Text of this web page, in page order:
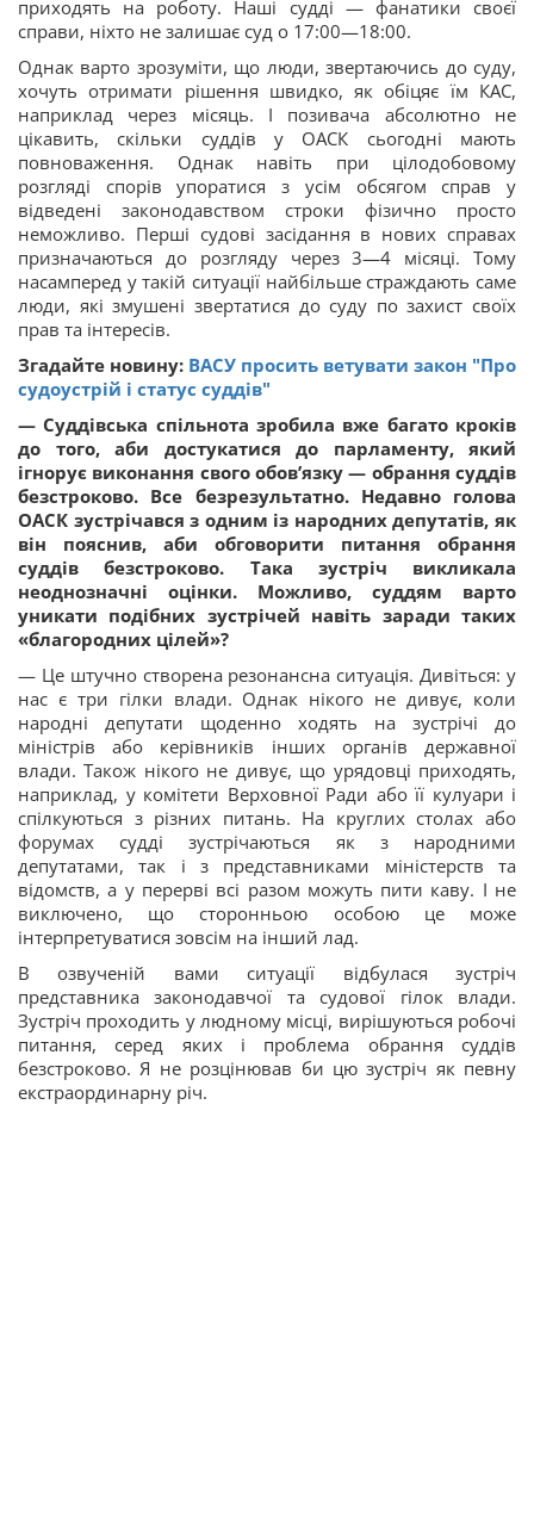
приходять на роботу. Наші судді — фанатики своєї
справи, ніхто не залишає суд о 17:00—18:00.
Однак варто зрозуміти, що люди, звертаючись до суду,
хочуть отримати рішення швидко, як обіцяє їм КАС,
наприклад через місяць. І позивача абсолютно не
цікавить, скільки суддів у ОАСК сьогодні мають
повноваження. Однак навіть при цілодобовому
розгляді спорів упоратися з усім обсягом справ у
відведені законодавством строки фізично просто
неможливо. Перші судові засідання в нових справах
призначаються до розгляду через 3—4 місяці. Тому
насамперед у такій ситуації найбільше страждають саме
люди, які змушені звертатися до суду по захист своїх
прав та інтересів.
Згадайте новину: ВАСУ просить ветувати закон "Про
судоустрій і статус суддів"
— Суддівська спільнота зробила вже багато кроків
до того, аби достукатися до парламенту, який
ігнорує виконання свого обов’язку — обрання суддів
безстроково. Все безрезультатно. Недавно голова
ОАСК зустрічався з одним із народних депутатів, як
він пояснив, аби обговорити питання обрання
суддів безстроково. Така зустріч викликала
неоднозначні оцінки. Можливо, суддям варто
уникати подібних зустрічей навіть заради таких
«благородних цілей»?
— Це штучно створена резонансна ситуація. Дивіться: у
нас є три гілки влади. Однак нікого не дивує, коли
народні депутати щоденно ходять на зустрічі до
міністрів або керівників інших органів державної
влади. Також нікого не дивує, що урядовці приходять,
наприклад, у комітети Верховної Ради або її кулуари і
спілкуються з різних питань. На круглих столах або
форумах судді зустрічаються як з народними
депутатами, так і з представниками міністерств та
відомств, а у перерві всі разом можуть пити каву. І не
виключено, що сторонньою особою це може
інтерпретуватися зовсім на інший лад.
В озвученій вами ситуації відбулася зустріч
представника законодавчої та судової гілок влади.
Зустріч проходить у людному місці, вирішуються робочі
питання, серед яких і проблема обрання суддів
безстроково. Я не розцінював би цю зустріч як певну
екстраординарну річ.